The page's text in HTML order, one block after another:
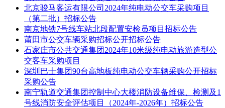
包4：8.5米级纯电动公交车(铝车身) ，数量：20辆;(二级踏步)
包5：5.9米级纯电动公交车 (钢车身)，数量：10辆;(公交版)
包6：5.9米级纯电动公交车 (钢车身)，数量：10辆;(微循环)
注：1、投标人可以参与六个分包的投标，在一个分包上中标
不影响其他分包的排序，可以多投多中。
2、本项目共6个分包，开标、评标、定标顺序：依次为分包
北京骏马客运有限公司2024年纯电动公交车采购项目
（第二批）招标公告
南京地铁7号线车站北段配置安检员项目招标公告
莆田市公交车辆采购招标公开招标公告
石家庄市公共交通集团2024年10米级纯电动旅游造型公
交客车采购项目
深圳巴士集团90台高地板纯电动公交车辆采购公开招标
采购公告
南宁轨道交通集团控制中心大楼消防设备维保、检测及1
号线消防安全评估项目（2024年-2026年）招标公告